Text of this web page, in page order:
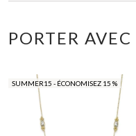
PORTER AVEC
SUMMER15 - ÉCONOMISEZ 15 %